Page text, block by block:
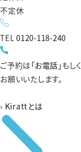
不定休
TEL0120-118-240
ご予約は「お電話」もし
お願いいたします。
› Kirattとは